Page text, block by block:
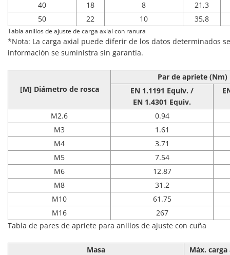
40
18 8
21,3
50
22 10 35,8
Tabla anillos de ajuste de carga axial con ranura
*Nota: La carga axial puede diferir de los datos determinados
información se suministra sin garantía.
[M] Diámetro de rosca
Par de apriete(Nm)
EN 1.1191 Equiv. /
EN 1.4301 Equiv.
M2.6
0.94
M3
1.61
M4
3.71
M5
7.54
M6
12.87
M8
31.2
M10
61.75
M16
267
Tabla de pares de apriete para anillos de ajuste con cuña
Masa
Máx.